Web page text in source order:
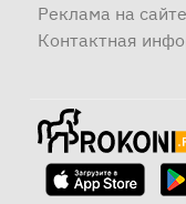
Реклама на сайте
Контактная